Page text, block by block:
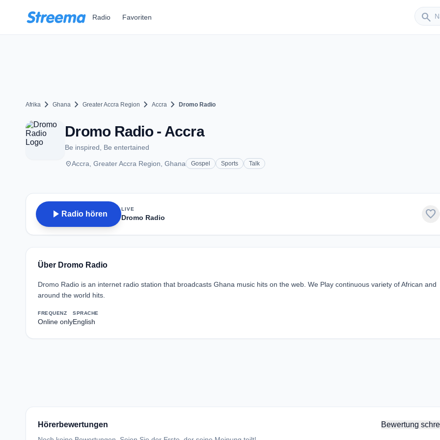
Radio Favoriten search
Afrika chevron_right Ghana chevron_right Greater Accra Region chevron_right Accra chevron_right Dromo Radio
Dromo Radio - Accra
Be inspired, Be entertained
placeAccra, Greater Accra Region, Ghana Gospel Sports Talk
play_arrow Radio hören
LIVE
Dromo Radio favorite
Über Dromo Radio
Dromo Radio is an internet radio station that broadcasts Ghana music hits on the web. We Play continuous variety of African and
around the world hits.
FREQUENZ
Online only
SPRACHE
English
Hörerbewertungen Bewertung